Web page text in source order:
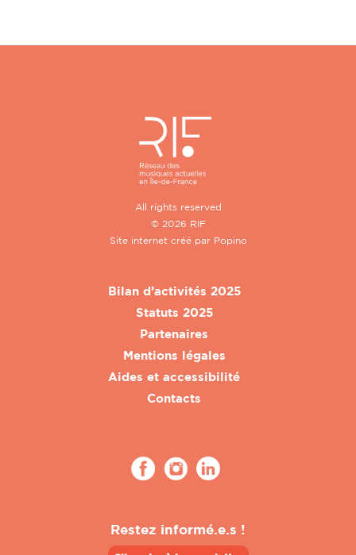
All rights reserved
© 2026 RIF
Site internet créé par Popino
Bilan d’activités 2025
Statuts 2025
Partenaires
Mentions légales
Aides et accessibilité
Contacts
Restez informé.e.s !